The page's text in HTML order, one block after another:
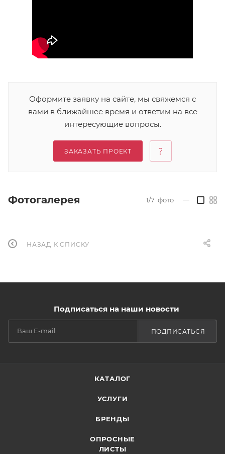
Оформите заявку на сайте, мы свяжемся с
вами в ближайшее время и ответим на все
интересующие вопросы.
ЗАКАЗАТЬ ПРОЕКТ
Фотогалерея 1/7 фото
НАЗАД К СПИСКУ
Подписаться на наши новости
ПОДПИСАТЬСЯ
КАТАЛОГ
УСЛУГИ
БРЕНДЫ
ОПРОСНЫЕ
ЛИСТЫ